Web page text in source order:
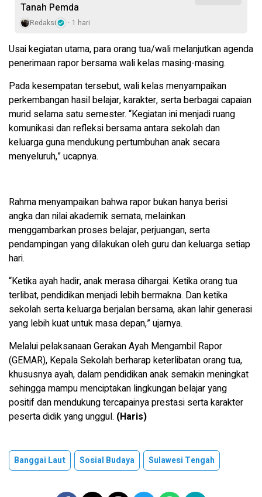
Tanah Pemda
Redaksi 1 hari
Usai kegiatan utama, para orang tua/wali melanjutkan agenda
penerimaan rapor bersama wali kelas masing-masing.
Pada kesempatan tersebut, wali kelas menyampaikan
perkembangan hasil belajar, karakter, serta berbagai capaian
murid selama satu semester. “Kegiatan ini menjadi ruang
komunikasi dan refleksi bersama antara sekolah dan
keluarga guna mendukung pertumbuhan anak secara
menyeluruh,” ucapnya.
Rahma menyampaikan bahwa rapor bukan hanya berisi
angka dan nilai akademik semata, melainkan
menggambarkan proses belajar, perjuangan, serta
pendampingan yang dilakukan oleh guru dan keluarga setiap
hari.
“Ketika ayah hadir, anak merasa dihargai. Ketika orang tua
terlibat, pendidikan menjadi lebih bermakna. Dan ketika
sekolah serta keluarga berjalan bersama, akan lahir generasi
yang lebih kuat untuk masa depan,” ujarnya.
Melalui pelaksanaan Gerakan Ayah Mengambil Rapor
(GEMAR), Kepala Sekolah berharap keterlibatan orang tua,
khususnya ayah, dalam pendidikan anak semakin meningkat
sehingga mampu menciptakan lingkungan belajar yang
positif dan mendukung tercapainya prestasi serta karakter
peserta didik yang unggul. (Haris)
Banggai Laut Sosial Budaya Sulawesi Tengah